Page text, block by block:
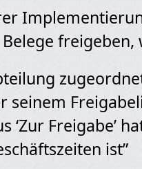
freigeben,
seinem
‘Zur Freigabe’
ist”